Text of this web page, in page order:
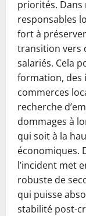
priorités. Dans
responsables
fort à
transition vers
salariés. Cela
formation, des
commerces
recherche
dommages à
qui soit à la
économiques.
l’incident met
robuste de
qui puisse
stabilité post-